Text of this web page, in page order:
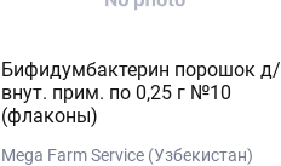
Бифидумбактерин порошок д/
внут. прим. по 0,25 г №10
(флаконы)
Mega Farm Service (Узбекистан)